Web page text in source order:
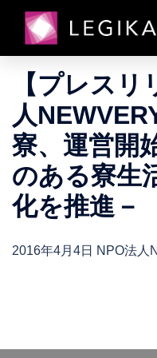
日:2016年4
【プレス
人
寮、運営開
のある寮生
化を推進－
2016年4月4日 NPO法人